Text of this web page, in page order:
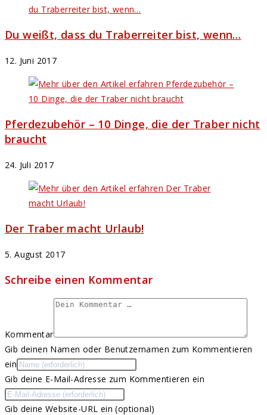
Du weißt, dass du Traberreiter bist, wenn…
12. Juni 2017
Pferdezubehör – 10 Dinge, die der Traber nicht
braucht
24. Juli 2017
Der Traber macht Urlaub!
5. August 2017
Schreibe einen Kommentar
Kommentar
Gib deinen Namen oder Benutzernamen zum Kommentieren
ein
Gib deine E-Mail-Adresse zum Kommentieren ein
Gib deine Website-URL ein (optional)